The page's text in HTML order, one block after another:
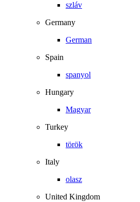
szláv
Germany
German
Spain
spanyol
Hungary
Magyar
Turkey
török
Italy
olasz
United Kingdom